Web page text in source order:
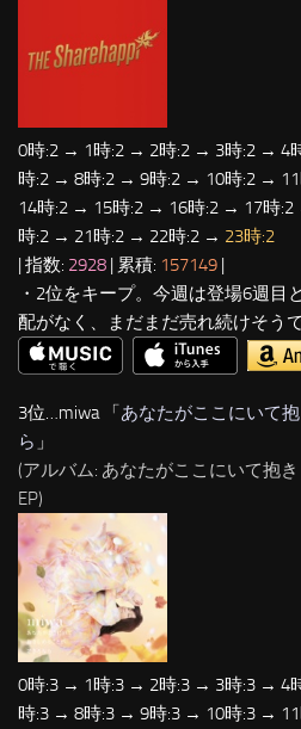
0時:2 → 1時:2 → 2時:2 → 3時:2 → 4
時:2 → 8時:2 → 9時:2 → 10時:2 →
14時:2 → 15時:2 → 16時:2 → 17時
時:2 → 21時:2 → 22時:2 → 23時:2
| 指数: 2928 | 累積: 157149 |
・2位をキープ。今週は登場6週目
配がなく、まだまだ売れ続けそうで
3位…miwa 「 あなたがここにいて
ら 」
(アルバム: あなたがここにいて抱
EP)
0時:3 → 1時:3 → 2時:3 → 3時:3 → 4
時:3 → 8時:3 → 9時:3 → 10時:3 →